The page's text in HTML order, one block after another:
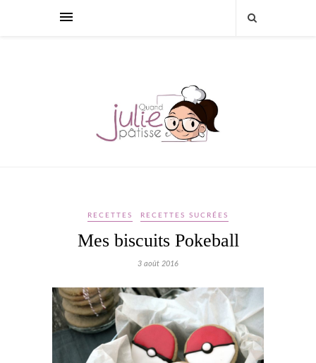
RECETTES RECETTES SUCRÉES
Mes biscuits Pokeball
3 août 2016